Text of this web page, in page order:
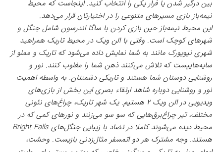
بین درگیر شدن یا فرار یکی را انتخاب کنید. اینجاست که محیط
نیمه‌باز بازی مسیرهای متنوعی را در اختیارتان قرار می‌دهد.
این محیط نیمه‌باز حین بازی کردن با ساگا اندرسون شامل جنگل و
شهرهای کوچک است. وقتی با الن ویک در محیط تاریک همراهید
شهری نیویورک مانند به شما نمایش داده می‌شود که تاریک و مملو از
سایه‌هاییست که تلاش می‌کنند ذهن شما را مغلوب کنند. نور و
روشنایی دوستان شما هستند و تاریکی دشمنتان. به واسطه اهمیت
نور و روشنایی دوباره شاهد ارتقاء بصری این بخش از بازی‌های
ویدیویی در الن ویک ۲ هستیم. یک شهر تاریک، چراغ‌های نئونی
مختلف، تیر چراغ‌‌برق‌هایی که سو سو می‌زنند و نورهای کمی که در
محیط دیده‌ می‌شوند کاملا در تضاد با زیبایی جنگل‌های Bright Falls
هستند. وجه مشترک هر دو اتمسفر مثال‌زدنی بازیست. وحشت،